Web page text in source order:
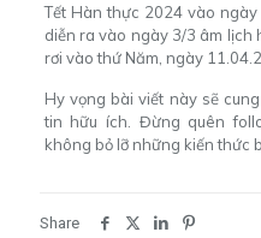
Tết Hàn thực 2024 vào
diễn ra vào ngày 3/3 âm lịch
rơi vào thứ Năm, ngày
Hy vọng bài viết này sẽ
tin hữu ích. Đừng quên
không bỏ lỡ những kiến thức
Share